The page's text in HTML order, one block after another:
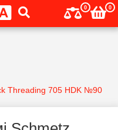
0 0
Threading 705 HDK №90